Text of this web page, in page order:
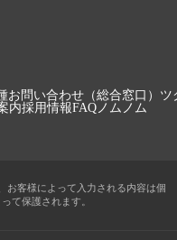
お問い合わせ（総合窓口） ツ
内採用情報FAQノムノム
お客様によって入力される内容は個
て保護されます。